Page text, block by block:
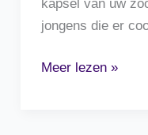
kapsel van uw
jongens die er
Stoere
Meer lezen »